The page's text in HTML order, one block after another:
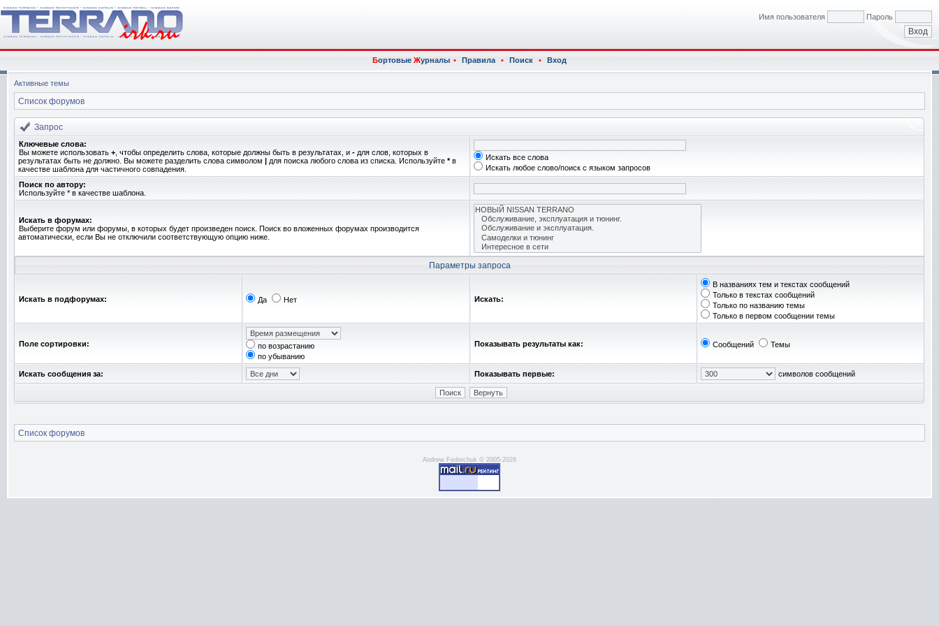
Имя пользователя Пароль
БортовыеЖурналы • Правила • Поиск • Вход
Активные темы
Список форумов
Запрос
Ключевые слова:
Вы можете использовать + , чтобы определить слова, которые должны быть в результатах, и - для слов, которых в
результатах быть не должно. Вы можете разделить слова символом | для поиска любого слова из списка. Используйте *в
качестве шаблона для частичного совпадения.
Искать все слова
Искать любое слово/поиск с языком запросов
Поиск по автору:
Используйте * в качестве шаблона.
Искать в форумах:
Выберите форум или форумы, в которых будет произведен поиск. Поиск во вложенных форумах производится
автоматически, если Вы не отключили соответствующую опцию ниже.
Параметры запроса
Искать в подфорумах: Да Нет Искать:
В названиях тем и текстах сообщений
Только в текстах сообщений
Только по названию темы
Только в первом сообщении темы
Поле сортировки:
по возрастанию
по убыванию
Показывать результаты как: Сообщений Темы
Искать сообщения за: Показывать первые: символов сообщений
Список форумов
Andrew Fedorchuk © 2005-2026